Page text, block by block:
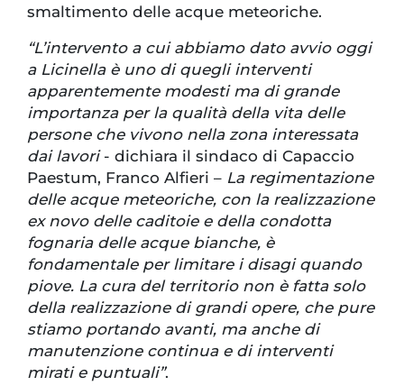
smaltimento delle acque meteoriche.
“L’intervento a cui abbiamo dato avvio oggi
a Licinella è uno di quegli interventi
apparentemente modesti ma di grande
importanza per la qualità della vita delle
persone che vivono nella zona interessata
dai lavori - dichiara il sindaco di Capaccio
Paestum, Franco Alfieri – La regimentazione
delle acque meteoriche, con la realizzazione
ex novo delle caditoie e della condotta
fognaria delle acque bianche, è
fondamentale per limitare i disagi quando
piove. La cura del territorio non è fatta solo
della realizzazione di grandi opere, che pure
stiamo portando avanti, ma anche di
manutenzione continua e di interventi
mirati e puntuali”.